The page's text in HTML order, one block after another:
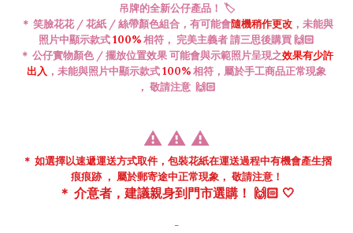
吊牌的全新公仔產品！ 🏷️
＊ 笑臉花花 / 花紙 / 絲帶顏色組合，有可能會隨機稍作更改，未能與
照片中顯示款式100%相符， 完美主義者 請三思後購買 🙌🏻
＊ 公仔實物顏色 / 擺放位置效果 可能會與示範照片呈現之效果有少許
出入 ， 未能與照片中顯示款式100%相符， 屬於手工商品正常現象
， 敬請注意 🙌🏻
⚠️⚠️⚠️
＊ 如選擇以速遞運送方式取件，包裝花紙在運送過程中有機會產生摺
痕痕跡 ， 屬於郵寄途中正常現象， 敬請注意！
＊ 介意者，建議親身到門市選購！ 🙌🏻 🤍
-